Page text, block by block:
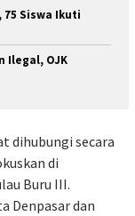
75 Siswa Ikuti
Ilegal, OJK
dihubungi secara
di
Buru III.
Denpasar dan